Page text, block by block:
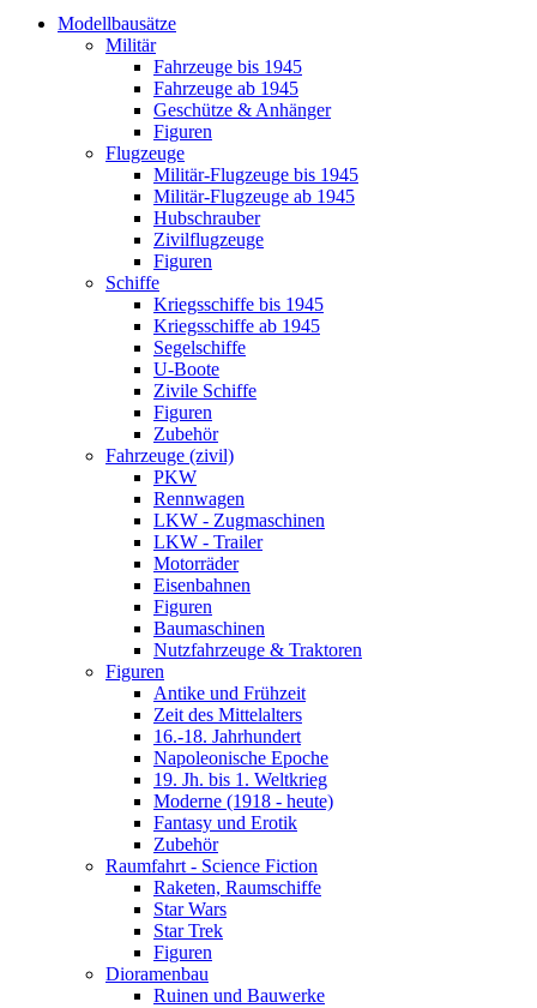
Modellbausätze
Militär
Fahrzeuge bis 1945
Fahrzeuge ab 1945
Geschütze & Anhänger
Figuren
Flugzeuge
Militär-Flugzeuge bis 1945
Militär-Flugzeuge ab 1945
Hubschrauber
Zivilflugzeuge
Figuren
Schiffe
Kriegsschiffe bis 1945
Kriegsschiffe ab 1945
Segelschiffe
U-Boote
Zivile Schiffe
Figuren
Zubehör
Fahrzeuge (zivil)
PKW
Rennwagen
LKW - Zugmaschinen
LKW - Trailer
Motorräder
Eisenbahnen
Figuren
Baumaschinen
Nutzfahrzeuge & Traktoren
Figuren
Antike und Frühzeit
Zeit des Mittelalters
16.-18. Jahrhundert
Napoleonische Epoche
19. Jh. bis 1. Weltkrieg
Moderne (1918 - heute)
Fantasy und Erotik
Zubehör
Raumfahrt - Science Fiction
Raketen, Raumschiffe
Star Wars
Star Trek
Figuren
Dioramenbau
Ruinen und Bauwerke